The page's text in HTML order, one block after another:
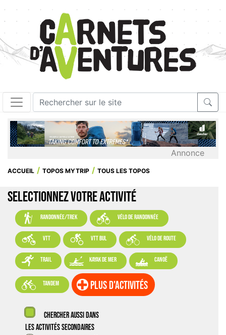
Annonce
ACCUEIL TOPOS MYTRIP TOUS LES TOPOS
SELECTIONNEZ VOTRE ACTIVITÉ
 randonnée/trek  vélo de randonnée
 VTT  VTT BUL  vélo de route
 trail  kayak de mer  canoë
 tandem plus d'activités
Chercher aussi dans
les activités secondaires